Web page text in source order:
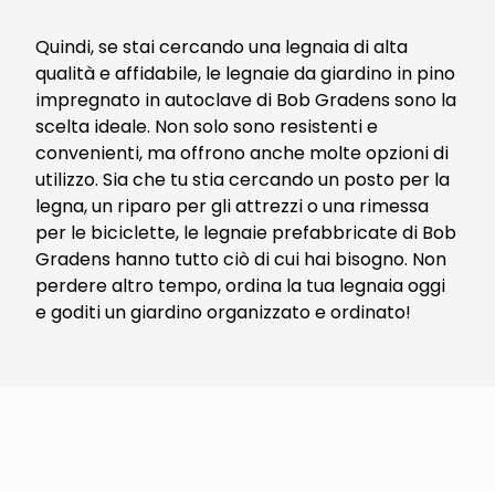
Quindi, se stai cercando una legnaia di alta
qualità e affidabile, le legnaie da giardino in pino
impregnato in autoclave di Bob Gradens sono la
scelta ideale. Non solo sono resistenti e
convenienti, ma offrono anche molte opzioni di
utilizzo. Sia che tu stia cercando un posto per la
legna, un riparo per gli attrezzi o una rimessa
per le biciclette, le legnaie prefabbricate di Bob
Gradens hanno tutto ciò di cui hai bisogno. Non
perdere altro tempo, ordina la tua legnaia oggi
e goditi un giardino organizzato e ordinato!